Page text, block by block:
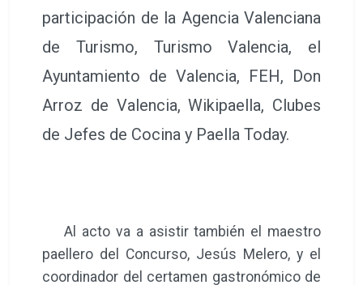
participación de la Agencia Valenciana
de Turismo, Turismo Valencia, el
Ayuntamiento de Valencia, FEH, Don
Arroz de Valencia, Wikipaella, Clubes
de Jefes de Cocina y Paella Today.
Al acto va a asistir también el maestro
paellero del Concurso, Jesús Melero, y el
coordinador del certamen gastronómico de